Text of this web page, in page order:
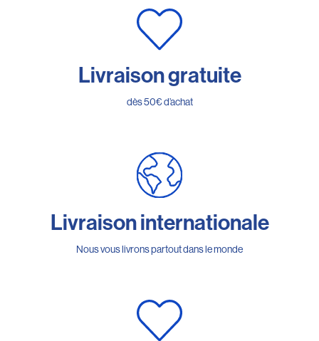
Livraison gratuite
dès 50€ d’achat
Livraison internationale
Nous vous livrons partout dans le monde